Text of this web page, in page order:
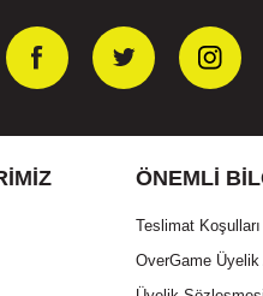
ÖNEMLI
Teslimat Koşulları
OverGame Üyelik